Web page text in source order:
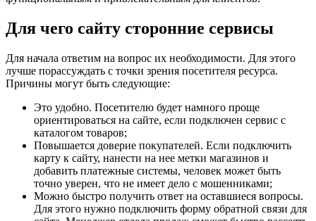
Для чего сайту сторонние сервисы
Для начала ответим на вопрос их необходимости. Для этого
лучше порассуждать с точки зрения посетителя ресурса.
Причины могут быть следующие:
Это удобно. Посетителю будет намного проще
ориентироваться на сайте, если подключен сервис с
каталогом товаров;
Повышается доверие покупателей. Если подключить
карту к сайту, нанести на нее метки магазинов и
добавить платежные системы, человек может быть
точно уверен, что не имеет дело с мошенниками;
Можно быстро получить ответ на оставшиеся вопросы.
Для этого нужно подключить форму обратной связи для